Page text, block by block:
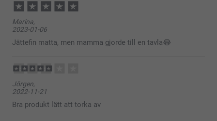
11:02
Hej Agnes,
Tack för ditt omdöme och återkoppling.
Vi på kundservice arbetar varje dag för att bli bättre
och mer effektiva i våra svar, produktbeskrivningar
feedback från våra kunder som gör att vi kan bli ännu
Varma hälsningar,
Miia @smartphoto
Marina,
2023-01-06
Jättefin matta, men mamma gjorde till en tavla😂
Jörgen,
2022-11-21
Bra produkt lätt att torka av